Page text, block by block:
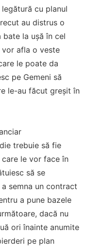
cu planul
au distrus o
bate la ușă în cel
afla o veste
le poate da
pe Gemeni să
le-au făcut greșit în
trebuie să fie
le vor face în
să se
semna un contract
a pune bazele
dacă nu
ori înainte anumite
pe plan